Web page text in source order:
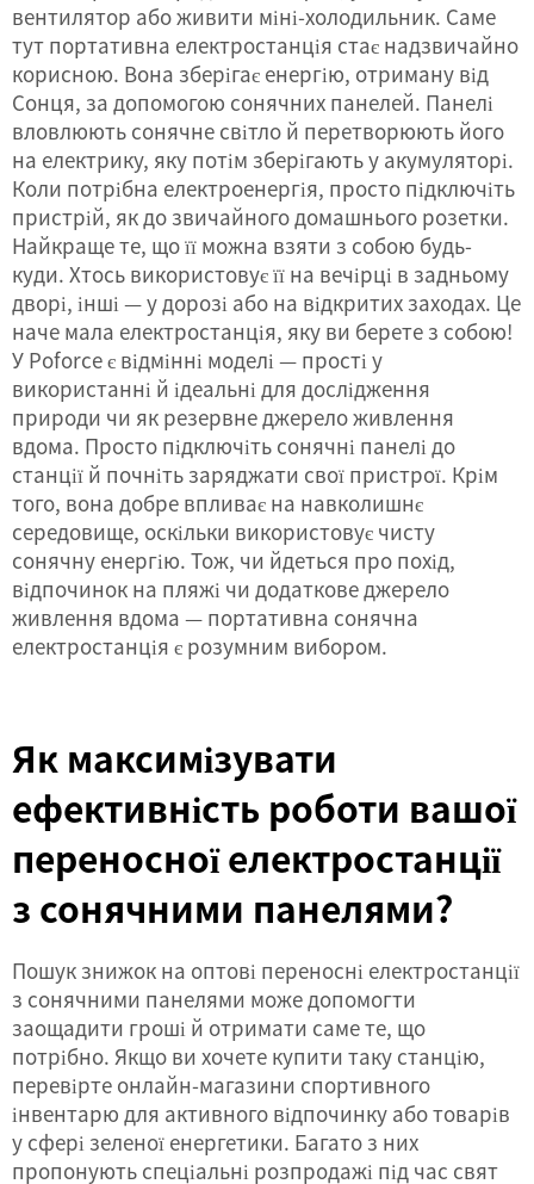
вентилятор або живити міні-холодильник. Саме
тут портативна електростанція стає надзвичайно
корисною. Вона зберігає енергію, отриману від
Сонця, за допомогою сонячних панелей. Панелі
вловлюють сонячне світло й перетворюють його
на електрику, яку потім зберігають у акумуляторі.
Коли потрібна електроенергія, просто підключіть
пристрій, як до звичайного домашнього розетки.
Найкраще те, що її можна взяти з собою будь-
куди. Хтось використовує її на вечірці в задньому
дворі, інші — у дорозі або на відкритих заходах. Це
наче мала електростанція, яку ви берете з собою!
У Poforce є відмінні моделі — прості у
використанні й ідеальні для дослідження
природи чи як резервне джерело живлення
вдома. Просто підключіть сонячні панелі до
станції й почніть заряджати свої пристрої. Крім
того, вона добре впливає на навколишнє
середовище, оскільки використовує чисту
сонячну енергію. Тож, чи йдеться про похід,
відпочинок на пляжі чи додаткове джерело
живлення вдома — портативна сонячна
електростанція є розумним вибором.
Як максимізувати
ефективність роботи вашої
переносної електростанції
з сонячними панелями?
Пошук знижок на оптові переносні електростанції
з сонячними панелями може допомогти
заощадити гроші й отримати саме те, що
потрібно. Якщо ви хочете купити таку станцію,
перевірте онлайн-магазини спортивного
інвентарю для активного відпочинку або товарів
у сфері зеленої енергетики. Багато з них
пропонують спеціальні розпродажі під час свят